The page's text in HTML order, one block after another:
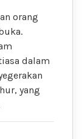
orang
dalam
yang